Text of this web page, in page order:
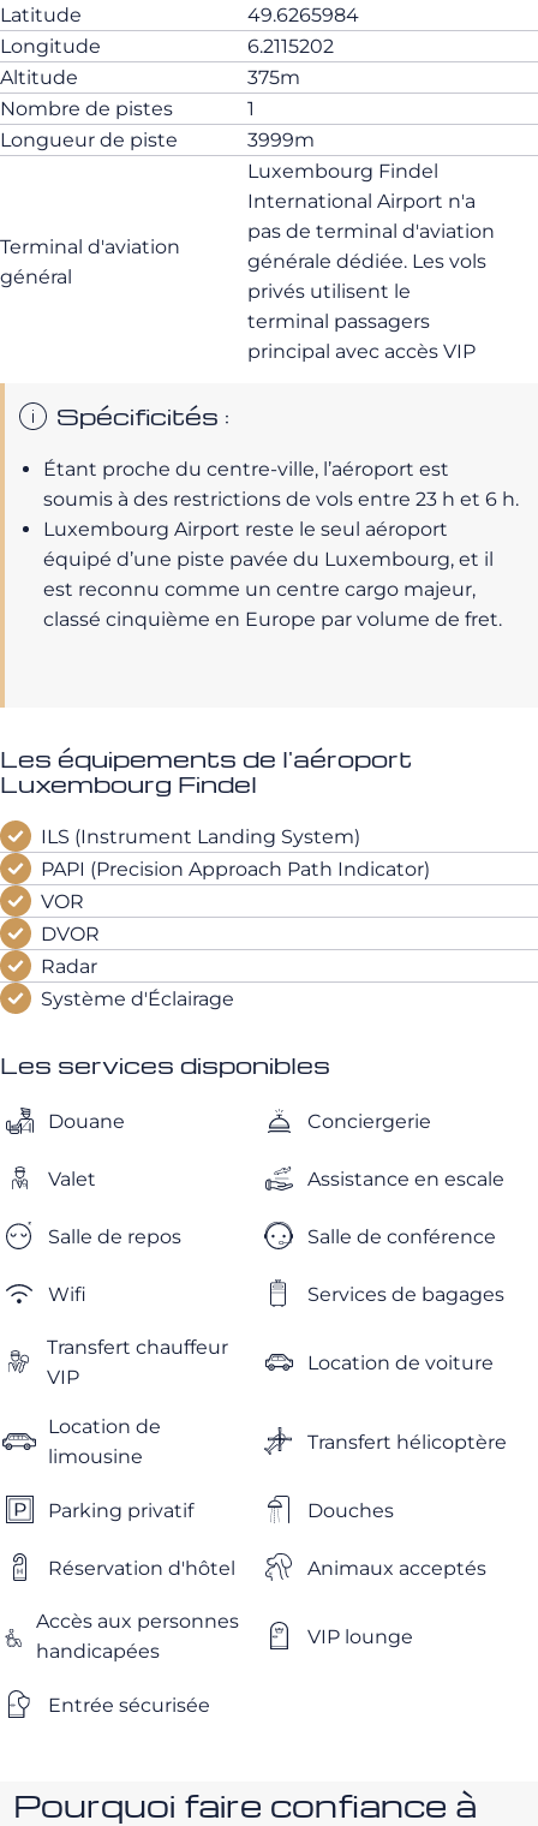
Latitude
49.6265984
Longitude
6.2115202
Altitude
375m
Nombre de pistes
1
Longueur de piste
3999m
Terminal d'aviation
général
Luxembourg Findel
International Airport n'a
pas de terminal d'aviation
générale dédiée. Les vols
privés utilisent le
terminal passagers
principal avec accès VIP
Spécificités :
Étant proche du centre-ville, l’aéroport est
soumis à des restrictions de vols entre 23 h et 6 h.
Luxembourg Airport reste le seul aéroport
équipé d’une piste pavée du Luxembourg, et il
est reconnu comme un centre cargo majeur,
classé cinquième en Europe par volume de fret.
Les équipements de l'aéroport
Luxembourg Findel
ILS (Instrument Landing System)
PAPI (Precision Approach Path Indicator)
VOR
DVOR
Radar
Système d'Éclairage
Les services disponibles
Douane Conciergerie
Valet Assistance en escale
Salle de repos Salle de conférence
Wifi Services de bagages
Transfert chauffeur
VIP
Location de voiture
Location de
limousine
Transfert hélicoptère
Parking privatif Douches
Réservation d'hôtel Animaux acceptés
Accès aux personnes
handicapées
VIP lounge
Entrée sécurisée
Pourquoi faire confiance à